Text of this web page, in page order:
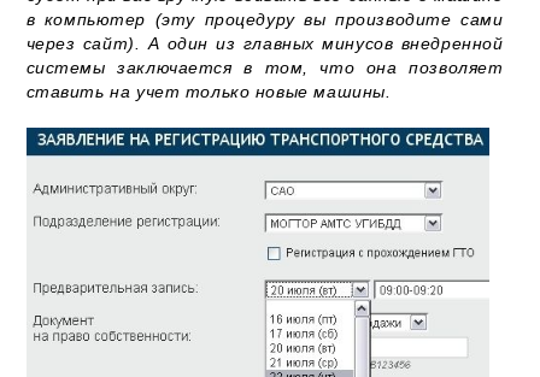
в компьютер (эту процедуру вы производите сами
через сайт). А один из главных минусов внедренной
системы заключается в том, что она позволяет
ставить на учет только новые машины.